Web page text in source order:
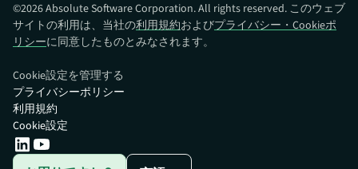
©2026Absolute Software Corporation. All rights reserved. このウェブ
サイトの利用は、当社の利用規約およびプライバシー・Cookieポ
リシーに同意したものとみなされます。
Cookie設定を管理する
プライバシーポリシー
利用規約
Cookie設定